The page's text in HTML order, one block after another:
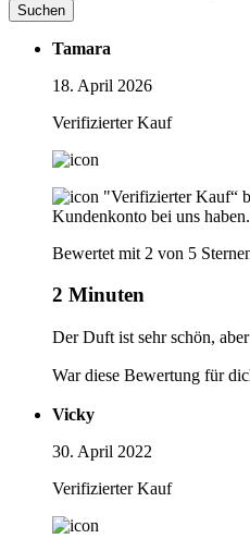
Suchen
Tamara
18. April 2026
Verifizierter Kauf
"Verifizierter Kauf“
Kundenkonto bei uns haben.
Bewertet mit 2 von 5
2 Minuten
Der Duft ist sehr schön,
War diese Bewertung für
Vicky
30. April 2022
Verifizierter Kauf